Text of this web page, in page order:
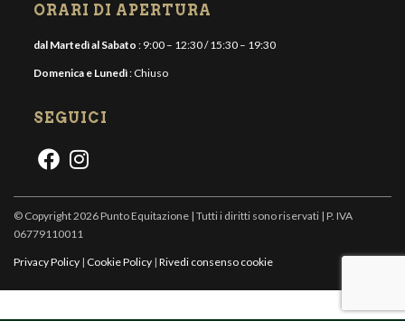
ORARI DI APERTURA
dal Martedì al Sabato : 9:00 – 12:30 / 15:30 – 19:30
Domenica e Lunedì: Chiuso
SEGUICI
© Copyright 2026 Punto Equitazione | Tutti i diritti sono riservati | P. IVA
06779110011
Privacy Policy | Cookie Policy | Rivedi consenso cookie